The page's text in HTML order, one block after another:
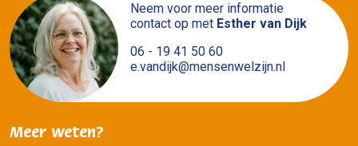
Neem voor meer informatie
contact op met Esther van Dijk
06 - 19 41 50 60
e.vandijk@mensenwelzijn.nl
Meer weten?